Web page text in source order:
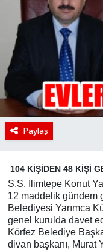
Paylaş
104 KİŞİDEN 48 KİŞİ
S.S. İlimtepe Konut
12 maddelik gündem
Belediyesi Yarımca
genel kurulda davet
Körfez Belediye
divan başkanı, Murat